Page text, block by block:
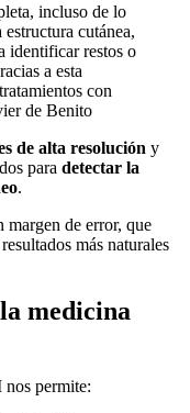
incluso de lo
cutánea,
identificar restos o
a esta
con
de Benito
de alta resolución y
para detectar la
.
margen de error, que
más naturales
medicina
permite: